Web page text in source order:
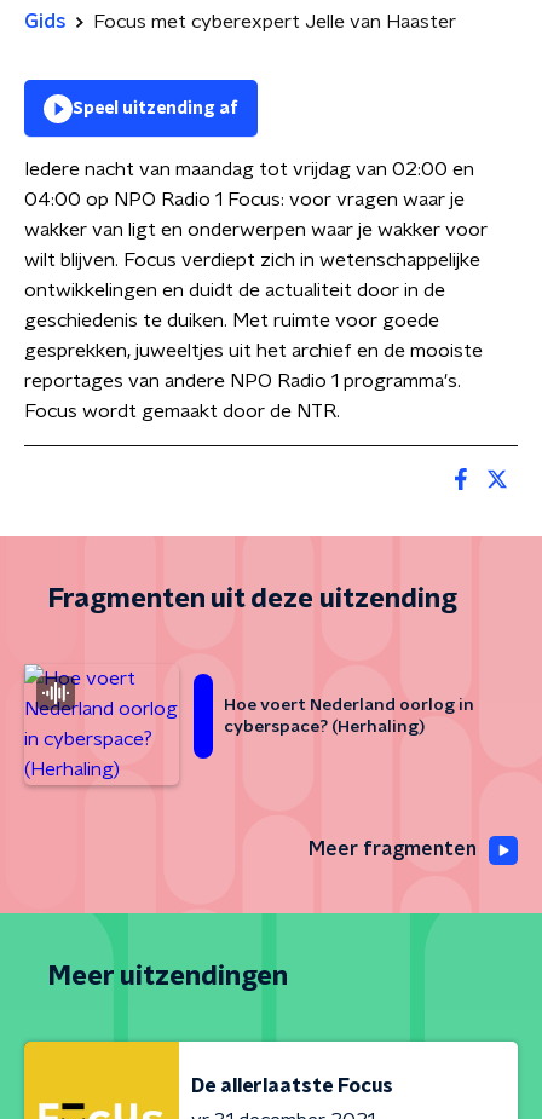
Gids Focus met cyberexpert Jelle van Haaster
Speel uitzending af
Iedere nacht van maandag tot vrijdag van 02:00 en
04:00 op NPO Radio 1 Focus: voor vragen waar je
wakker van ligt en onderwerpen waar je wakker voor
wilt blijven. Focus verdiept zich in wetenschappelijke
ontwikkelingen en duidt de actualiteit door in de
geschiedenis te duiken. Met ruimte voor goede
gesprekken, juweeltjes uit het archief en de mooiste
reportages van andere NPO Radio 1 programma's.
Focus wordt gemaakt door de NTR.
Fragmenten uit deze uitzending
Hoe voert Nederland oorlog in
cyberspace? (Herhaling)
Meer fragmenten
Meer uitzendingen
De allerlaatste Focus